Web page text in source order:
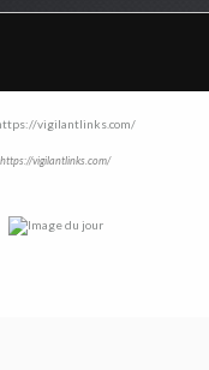
https://vigilantlinks.com/